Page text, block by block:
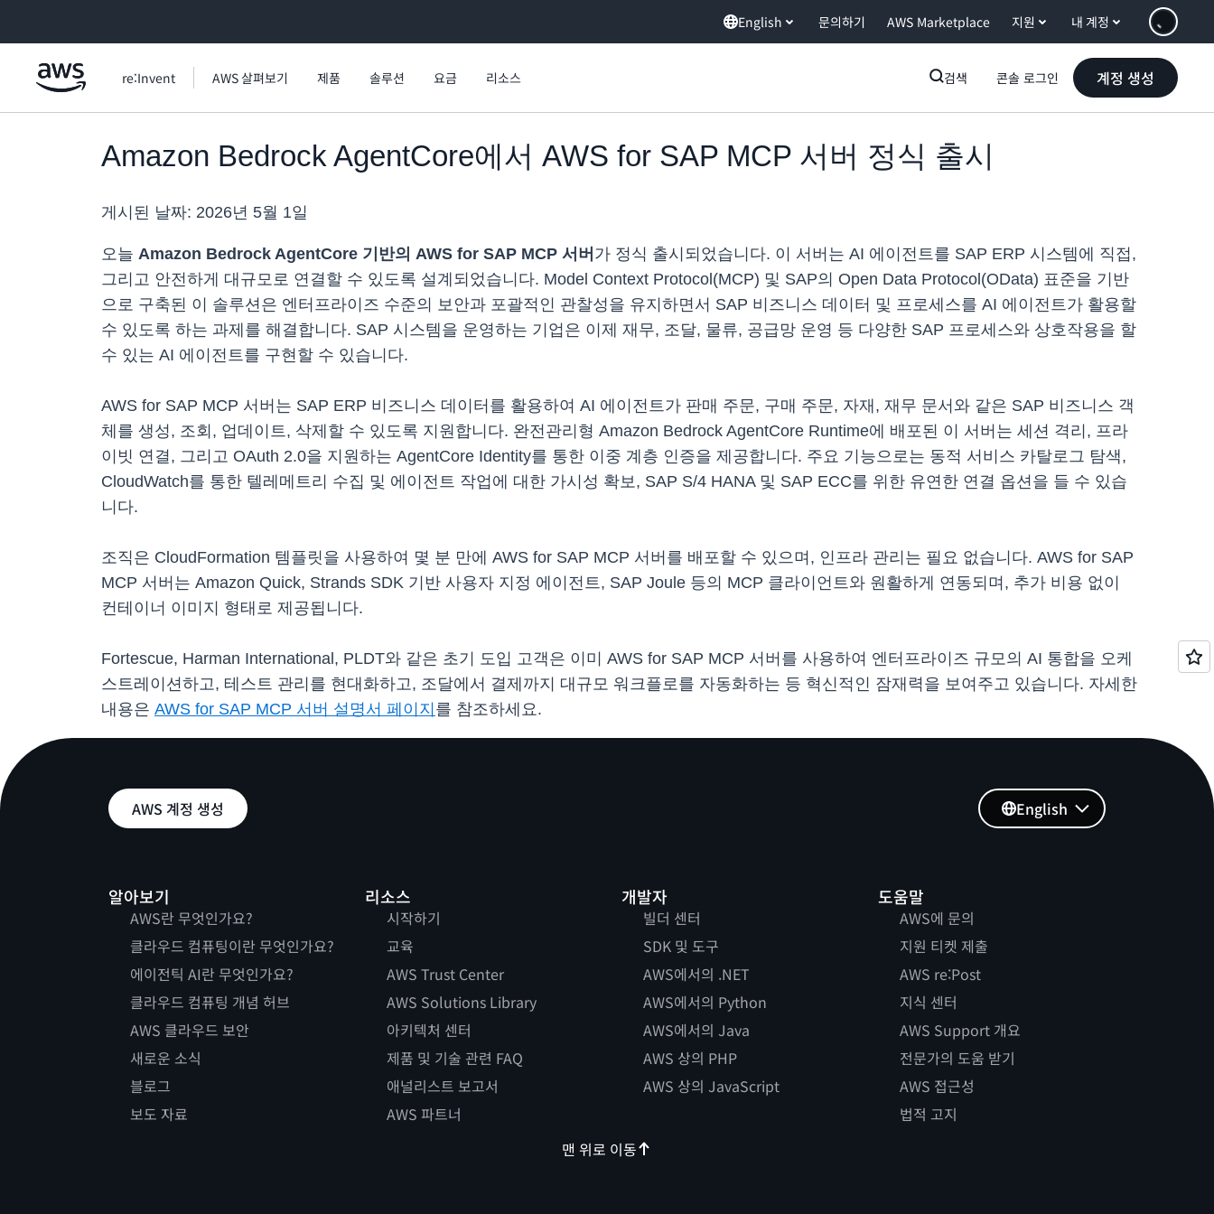
English 문의하기 AWS Marketplace 지원 내 계정
re:Invent AWS 살펴보기 제품 솔루션 요금 리소스 검색 콘솔 로그인 계정 생성
Amazon Bedrock AgentCore에서 AWS for SAP MCP 서버 정식 출시
게시된 날짜: 2026년 5월 1일
오늘 Amazon Bedrock AgentCore 기반의 AWS for SAP MCP 서버 가 정식 출시되었습니다. 이 서버는 AI 에이전트를 SAP ERP 시스템에 직접,
그리고 안전하게 대규모로 연결할 수 있도록 설계되었습니다. Model Context Protocol(MCP) 및 SAP의 Open Data Protocol(OData) 표준을 기반
으로 구축된 이 솔루션은 엔터프라이즈 수준의 보안과 포괄적인 관찰성을 유지하면서 SAP 비즈니스 데이터 및 프로세스를 AI 에이전트가 활용할
수 있도록 하는 과제를 해결합니다. SAP 시스템을 운영하는 기업은 이제 재무, 조달, 물류, 공급망 운영 등 다양한 SAP 프로세스와 상호작용을 할
수 있는 AI 에이전트를 구현할 수 있습니다.
AWS for SAP MCP 서버는 SAP ERP 비즈니스 데이터를 활용하여 AI 에이전트가 판매 주문, 구매 주문, 자재, 재무 문서와 같은 SAP 비즈니스 객
체를 생성, 조회, 업데이트, 삭제할 수 있도록 지원합니다. 완전관리형 Amazon Bedrock AgentCore Runtime에 배포된 이 서버는 세션 격리, 프라
이빗 연결, 그리고 OAuth 2.0을 지원하는 AgentCore Identity를 통한 이중 계층 인증을 제공합니다. 주요 기능으로는 동적 서비스 카탈로그 탐색,
CloudWatch를 통한 텔레메트리 수집 및 에이전트 작업에 대한 가시성 확보, SAP S/4 HANA 및 SAP ECC를 위한 유연한 연결 옵션을 들 수 있습
니다.
조직은 CloudFormation 템플릿을 사용하여 몇 분 만에 AWS for SAP MCP 서버를 배포할 수 있으며, 인프라 관리는 필요 없습니다. AWS for SAP
MCP 서버는 Amazon Quick, Strands SDK 기반 사용자 지정 에이전트, SAP Joule 등의 MCP 클라이언트와 원활하게 연동되며, 추가 비용 없이
컨테이너 이미지 형태로 제공됩니다.
Fortescue, Harman International, PLDT와 같은 초기 도입 고객은 이미 AWS for SAP MCP 서버를 사용하여 엔터프라이즈 규모의 AI 통합을 오케
스트레이션하고, 테스트 관리를 현대화하고, 조달에서 결제까지 대규모 워크플로를 자동화하는 등 혁신적인 잠재력을 보여주고 있습니다. 자세한
내용은 AWS for SAP MCP 서버 설명서 페이지 를 참조하세요.
AWS 계정 생성
알아보기
AWS란 무엇인가요?
클라우드 컴퓨팅이란 무엇인가요?
에이전틱 AI란 무엇인가요?
클라우드 컴퓨팅 개념 허브
AWS 클라우드 보안
새로운 소식
블로그
보도 자료
리소스
시작하기
교육
AWS Trust Center
AWS Solutions Library
아키텍처 센터
제품 및 기술 관련 FAQ
애널리스트 보고서
AWS 파트너
개발자
빌더 센터
SDK 및 도구
AWS에서의 .NET
AWS에서의 Python
AWS에서의 Java
AWS 상의 PHP
AWS 상의 JavaScript
도움말
AWS에 문의
지원 티켓 제출
AWS re:Post
지식 센터
AWS Support 개요
전문가의 도움 받기
AWS 접근성
법적 고지
English
맨 위로 이동